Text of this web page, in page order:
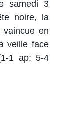
samedi 3
noire, la
vaincue en
veille face
1 ap; 5-4